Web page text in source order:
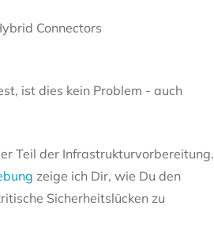
Connectors
ist dies kein Problem - auch
Teil der Infrastrukturvorbereitung.
zeige ich Dir, wie Du den
Sicherheitslücken zu